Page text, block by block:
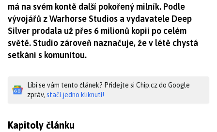
má na svém kontě další pokořený milník. Podle
vývojářů z Warhorse Studios a vydavatele Deep
Silver prodala už přes 6 milionů kopií po celém
světě. Studio zároveň naznačuje, že v létě chystá
setkání s komunitou.
Líbí se vám tento článek? Přidejte si Chip.cz do Google
zpráv, stačí jedno kliknutí!
Kapitoly článku